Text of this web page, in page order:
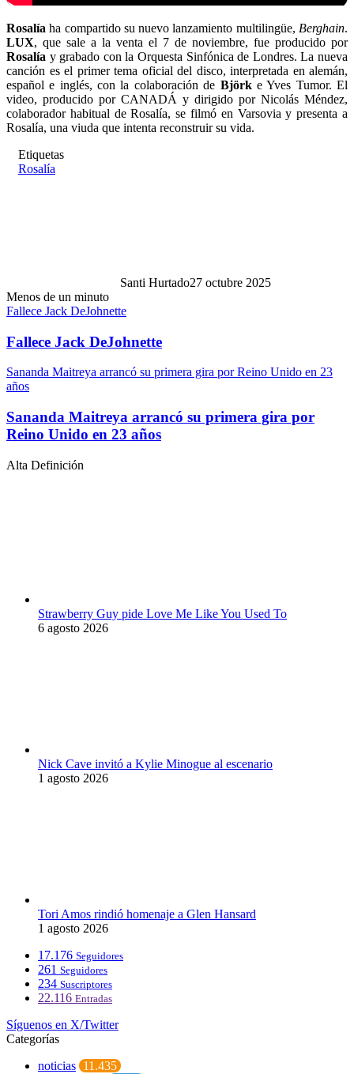
Rosalía ha compartido su nuevo lanzamiento multilingüe, Berghain.
LUX, que sale a la venta el 7 de noviembre, fue producido por
Rosalía y grabado con la Orquesta Sinfónica de Londres. La nueva
canción es el primer tema oficial del disco, interpretada en alemán,
español e inglés, con la colaboración de Björke Yves Tumor. El
video, producido por CANADÁ y dirigido por Nicolás Méndez,
colaborador habitual de Rosalía, se filmó en Varsovia y presenta a
Rosalía, una viuda que intenta reconstruir su vida.
Etiquetas
Rosalía
Santi Hurtado27 octubre 2025
Menos de un minuto
Fallece Jack DeJohnette
Fallece Jack DeJohnette
Sananda Maitreya arrancó su primera gira por Reino Unido en 23
años
Sananda Maitreya arrancó su primera gira por
Reino Unido en 23 años
Alta Definición
Strawberry Guy pide Love Me Like You Used To
6 agosto 2026
Nick Cave invitó a Kylie Minogue al escenario
1 agosto 2026
Tori Amos rindió homenaje a Glen Hansard
1 agosto 2026
17.176 Seguidores
261 Seguidores
234 Suscriptores
22.116 Entradas
Síguenos en X/Twitter
Categorías
noticias 11.435